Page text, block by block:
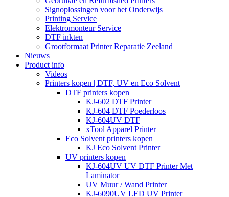
Signoplossingen voor het Onderwijs
Printing Service
Elektromonteur Service
DTF inkten
Grootformaat Printer Reparatie Zeeland
Nieuws
Product info
Videos
Printers kopen | DTF, UV en Eco Solvent
DTF printers kopen
KJ-602 DTF Printer
KJ-604 DTF Poederloos
KJ-604UV DTF
xTool Apparel Printer
Eco Solvent printers kopen
KJ Eco Solvent Printer
UV printers kopen
KJ-604UV UV DTF Printer Met
Laminator
UV Muur / Wand Printer
KJ-6090UV LED UV Printer